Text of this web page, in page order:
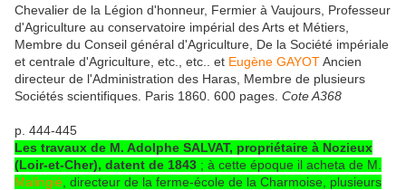
Chevalier de la Légion d'honneur, Fermier à Vaujours, Professeur
d'Agriculture au conservatoire impérial des Arts et Métiers,
Membre du Conseil général d'Agriculture, De la Société impériale
et centrale d'Agriculture, etc., etc.. et Eugène GAYOTAncien
directeur de l'Administration des Haras, Membre de plusieurs
Sociétés scientifiques. Paris 1860. 600 pages. Cote A368
p. 444-445
Les travaux de M. Adolphe SALVAT, propriétaire à Nozieux
(Loir-et-Cher), datent de 1843 ; à cette époque il acheta de M.
Malingié , directeur de la ferme-école de la Charmoise, plusieurs